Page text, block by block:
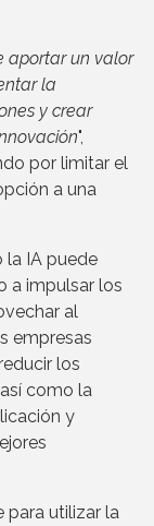
aportar un valor
la
y crear
",
por limitar el
a una
la IA puede
a impulsar los
al
empresas
los
como la
y
para utilizar la